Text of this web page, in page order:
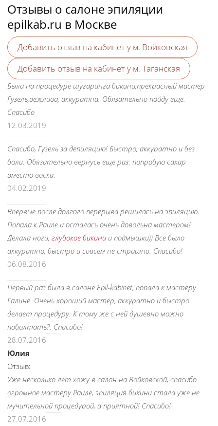
Отзывы о салоне эпиляции
epilkab.ru в Москве
Добавить отзыв на кабинет у м. Войковская
Добавить отзыв на кабинет у м. Таганская
Была на процедуре шугаринга бикини,прекрасный мастер
Гузель,вежлива, аккуратна. Обязательно пойду ещё.
Спасибо
12.03.2019
Спасибо, Гузель за депиляцию! Быстро, аккуратно и без
боли. Обязательно вернусь еще раз: попробую сахар
вместо воска.
04.02.2019
Впервые после долгого перерыва решилась на эпиляцию.
Попала к Раиле и осталась очень довольна мастером!
Делала ноги, глубокое бикини и подмышки)) Все было
аккуратно, быстро и совсем не страшно. Спасибо!
06.08.2016
Первый раз была в салоне Epil-kabinet, попала к мастеру
Галине. Очень хороший мастер, аккуратно и быстро
делает процедуру. К тому же с ней душевно можно
поболтать?. Спасибо!
28.07.2016
Юлия
Отзыв:
Уже несколько лет хожу в салон на Войковской, спасибо
огромное мастеру Раиле, эпиляция бикини стала уже не
мучительной процедурой, а приятной! Спасибо!
27.07.2016